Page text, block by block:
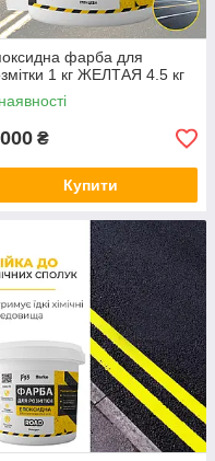
фарба для
1 кг ЖЕЛТАЯ 4.5 кг
₴
Купити